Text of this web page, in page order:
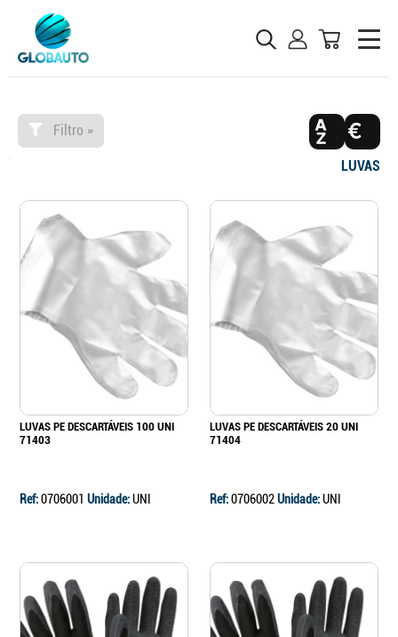
Filtro »
LUVAS
LUVAS PE DESCARTÁVEIS 100 UNI
71403
Ref:0706001 Unidade:UNI
LUVAS PE DESCARTÁVEIS 20 UNI
71404
Ref:0706002Unidade:UNI